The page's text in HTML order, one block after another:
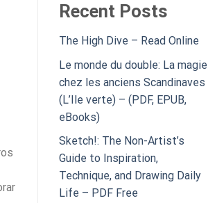
Recent Posts
The High Dive – Read Online
Le monde du double: La magie
chez les anciens Scandinaves
(L’Ile verte) – (PDF, EPUB,
eBooks)
Sketch!: The Non-Artist’s
Guide to Inspiration,
Technique, and Drawing Daily
Life – PDF Free